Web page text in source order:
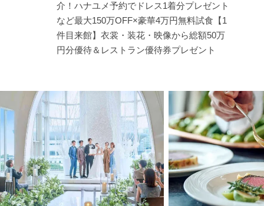
介！ハナユメ予約でドレス1着分プレゼント
など最大150万OFF×豪華4万円無料試食【1
件目来館】衣裳・装花・映像から総額50万
円分優待＆レストラン優待券プレゼント